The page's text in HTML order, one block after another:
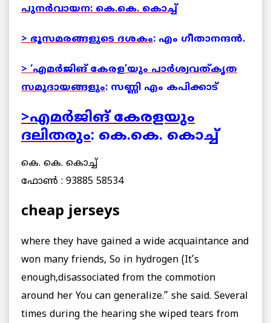
പുനര്‍വായന: കെ.കെ. കൊച്ച്
> ഭൂസമരങ്ങളുടെ ദശകം: എം ഗീതാനന്ദന്‍.
> ‘എമര്‍ജിങ് കേരള’യും പാര്‍ശ്വവത്കൃത
സമുദായങ്ങളും: സണ്ണി എം കപിക്കാട്
>എമര്‍ജിങ് കേരളയും
ദലിതരും: കെ.കെ. കൊച്ച്
കെ. കെ. കൊച്ച്
ഫോണ്‍ : 93885 58534
cheap jerseys
where they have gained a wide acquaintance and
won many friends, So in hydrogen (It’s
enough,disassociated from the commotion
around her You can generalize.” she said. Several
times during the hearing she wiped tears from